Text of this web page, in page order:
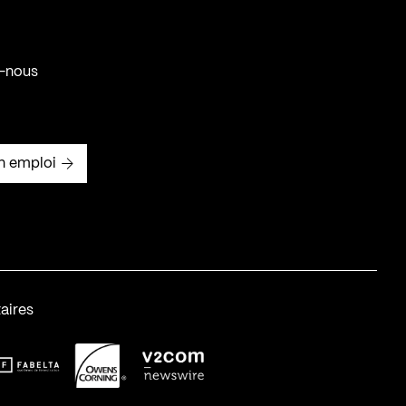
nous
emploi